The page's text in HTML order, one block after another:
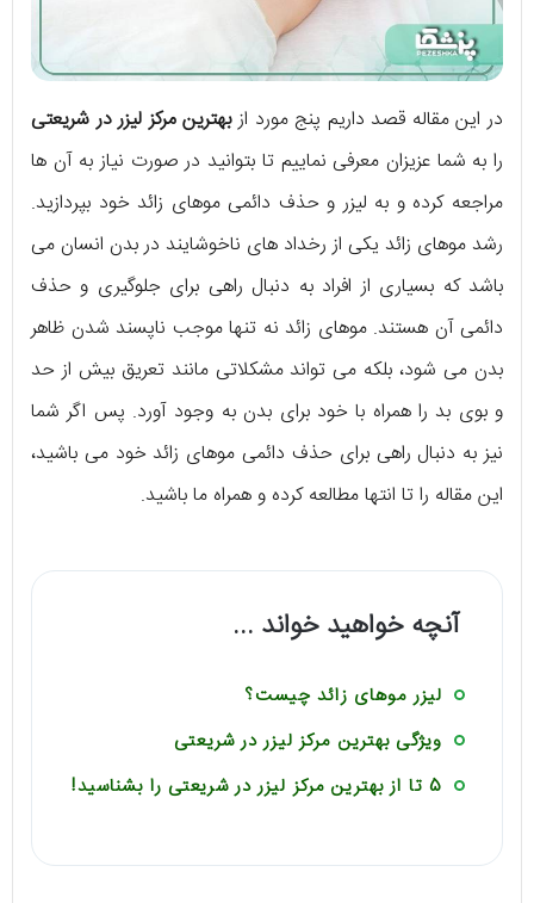
در این مقاله قصد داریم پنج مورد ازبهترین مرکز لیزر در شریعتی
را به شما عزیزان معرفی نماییم تا بتوانید در صورت نیاز به آن ها
مراجعه کرده و به لیزر و حذف دائمی موهای زائد خود بپردازید.
رشد موهای زائد یکی از رخداد های ناخوشایند در بدن انسان می
باشد که بسیاری از افراد به دنبال راهی برای جلوگیری و حذف
دائمی آن هستند. موهای زائد نه تنها موجب ناپسند شدن ظاهر
بدن می شود، بلکه می‌ تواند مشکلاتی مانند تعریق بیش از حد
و بوی بد را همراه با خود برای بدن به وجود آورد. پس اگر شما
نیز به دنبال راهی برای حذف دائمی موهای زائد خود می باشید،
این مقاله را تا انتها مطالعه کرده و همراه ما باشید.
آنچه خواهید خواند ...
لیزر موهای زائد چیست؟
ویژگی بهترین مرکز لیزر در شریعتی
5 تا از بهترین مرکز لیزر در شریعتی را بشناسید!